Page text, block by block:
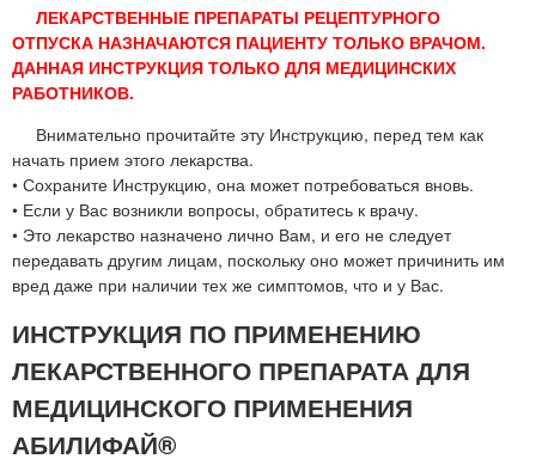
ЛЕКАРСТВЕННЫЕ ПРЕПАРАТЫ РЕЦЕПТУРНОГО
ОТПУСКА НАЗНАЧАЮТСЯ ПАЦИЕНТУ ТОЛЬКО ВРАЧОМ.
ДАННАЯ ИНСТРУКЦИЯ ТОЛЬКО ДЛЯ МЕДИЦИНСКИХ
РАБОТНИКОВ.
Внимательно прочитайте эту Инструкцию, перед тем как
начать прием этого лекарства.
• Сохраните Инструкцию, она может потребоваться вновь.
• Если у Вас возникли вопросы, обратитесь к врачу.
• Это лекарство назначено лично Вам, и его не следует
передавать другим лицам, поскольку оно может причинить им
вред даже при наличии тех же симптомов, что и у Вас.
ИНСТРУКЦИЯ ПО ПРИМЕНЕНИЮ
ЛЕКАРСТВЕННОГО ПРЕПАРАТА ДЛЯ
МЕДИЦИНСКОГО ПРИМЕНЕНИЯ
АБИЛИФАЙ®